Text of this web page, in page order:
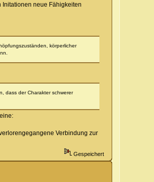
Initationen neue Fähigkeiten
körperlicher
dass der Charakter schwerer
Verbindung zur
Gespeichert